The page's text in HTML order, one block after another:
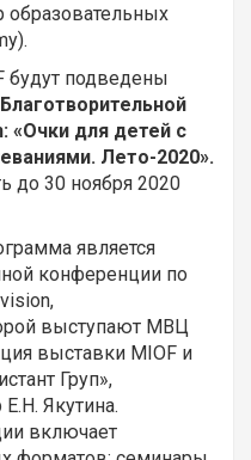
образовательных
будут подведены
Благотворительной
«Очки для детей с
Лето-2020».
до 30 ноября 2020
является
конференции по
выступают МВЦ
выставки MIOF и
Груп»,
Якутина.
включает